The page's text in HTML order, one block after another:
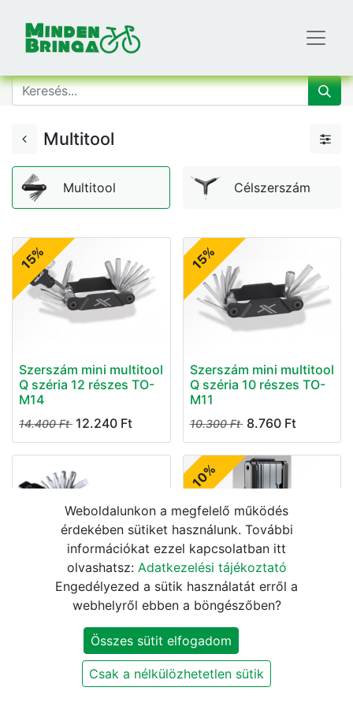
Multitool
Multitool Célszerszám
15%
Szerszám mini multitool
Q széria 12 részes TO-
M14
14.400Ft 12.240 Ft
15%
Szerszám mini multitool
Q széria 10 részes TO-
M11
10.300Ft 8.760Ft
SZERSZÁM PRO TEAM
BICSKAKULCS 20
FUNKCIÓ / CO2 FÉM
10%
SZERSZÁM PRO
BICSKAKULCS
PERFORMANCE
22FUNKCIÓ / FÉM TEST
{2/4}
18.190Ft 16.370
Weboldalunkon a megfelelő működés
érdekében sütiket használunk. További
információkat ezzel kapcsolatban itt
olvashatsz: Adatkezelési tájékoztató
Engedélyezed a sütik használatát erről a
webhelyről ebben a böngészőben?
Összes sütit elfogadom
Csak a nélkülözhetetlen sütik